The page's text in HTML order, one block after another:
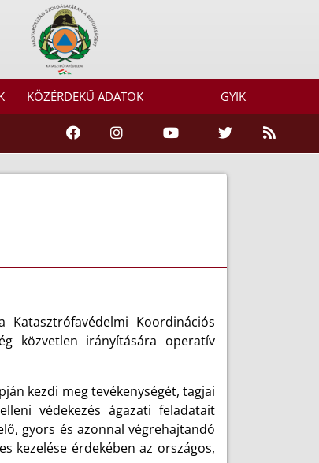
KÖZÉRDEKŰ ADATOK GYIK
Koordinációs
közvetlen irányítására operatív
kezdi meg tevékenységét, tagjai
védekezés ágazati feladatait
gyors és azonnal végrehajtandó
kezelése érdekében az országos,